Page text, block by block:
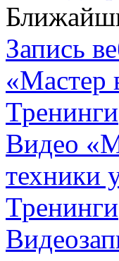
Запись
«Мастер
Тренинги
Видео
техники
Тренинги